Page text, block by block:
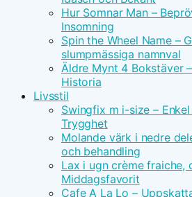
Hur Somnar Man –
Insomning
Spin the Wheel Name –
slumpmässiga namnval
Äldre Mynt 4 Bokstäver
Historia
Livsstil
Swingfix m i-size –
Trygghet
Molande värk i nedre
och behandling
Lax i ugn crème fraiche,
Middagsfavorit
Cafe A La Lo –